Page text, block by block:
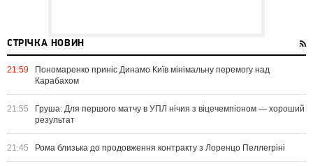
СТРІЧКА НОВИН
21:59
Пономаренко приніс Динамо Київ мінімальну перемогу над
Карабахом
21:55
Груша: Для першого матчу в УПЛ нічия з віцечемпіоном — хороший
результат
21:45 Рома близька до продовження контракту з Лоренцо Пеллегріні